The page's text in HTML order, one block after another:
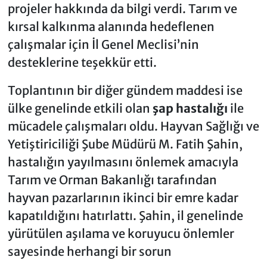
projeler hakkında da bilgi verdi. Tarım ve
kırsal kalkınma alanında hedeflenen
çalışmalar için İl Genel Meclisi’nin
desteklerine teşekkür etti.
Toplantının bir diğer gündem maddesi ise
ülke genelinde etkili olan şap hastalığı ile
mücadele çalışmaları oldu. Hayvan Sağlığı ve
Yetiştiriciliği Şube Müdürü M. Fatih Şahin,
hastalığın yayılmasını önlemek amacıyla
Tarım ve Orman Bakanlığı tarafından
hayvan pazarlarının ikinci bir emre kadar
kapatıldığını hatırlattı. Şahin, il genelinde
yürütülen aşılama ve koruyucu önlemler
sayesinde herhangi bir sorun